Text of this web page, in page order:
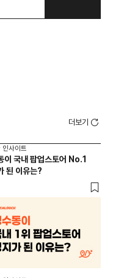
더보기
인사이트
이 국내 팝업스토어 No.1
된 이유는?